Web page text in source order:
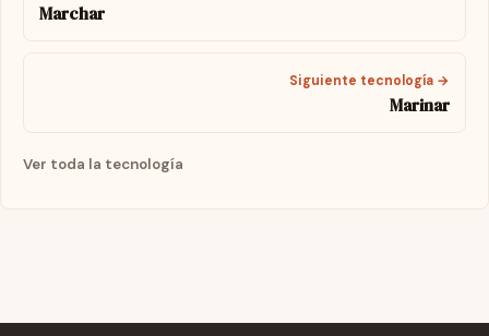
Marchar
Siguiente tecnología →
Marinar
Ver toda la tecnología